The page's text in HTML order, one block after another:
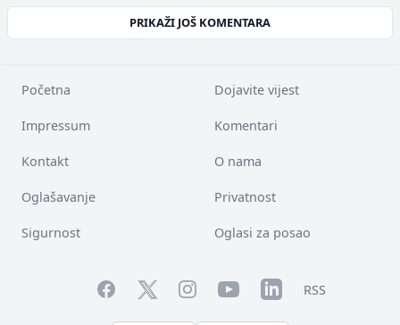
PRIKAŽI JOŠ KOMENTARA
Početna Dojavite vijest
Impressum Komentari
Kontakt O nama
Oglašavanje Privatnost
Sigurnost Oglasi za posao
FacebookTwitterInstagramYouTubeLinkedInRSS